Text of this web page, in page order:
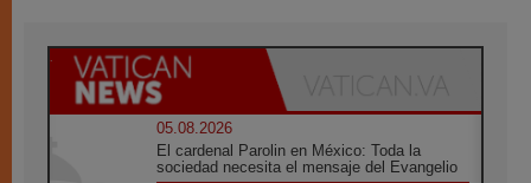
05.08.2026
El cardenal Parolin en México: Toda la
sociedad necesita el mensaje del Evangelio